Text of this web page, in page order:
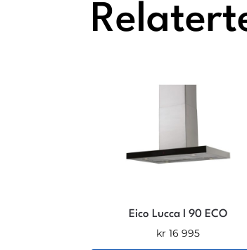
Eico Lucca I 90 ECO
kr 16 995